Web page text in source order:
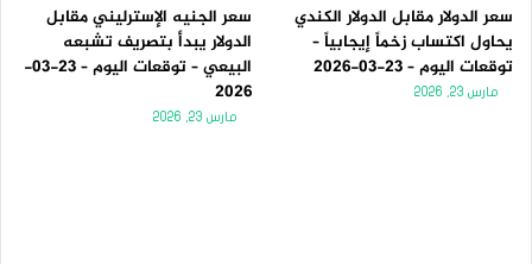
سعر الدولار مقابل الدولار الكندي
يحاول اكتساب زخماً إيجابياً –
توقعات اليوم – 23-03-2026
مارس 23, 2026
سعر الجنيه الإسترليني مقابل
الدولار يبدأ بتصريف تشبعه
البيعي – توقعات اليوم – 23-03-
2026
مارس 23, 2026